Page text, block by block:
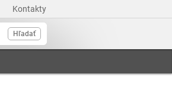
Kontakty
Hľadať